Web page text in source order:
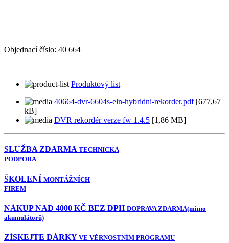
Objednací číslo: 40 664
Produktový list
40664-dvr-6604s-eln-hybridni-rekorder.pdf[677,67
kB]
DVR rekordér verze fw 1.4.5 [1,86 MB]
SLUŽBA ZDARMA TECHNICKÁ
PODPORA
ŠKOLENÍ MONTÁŽNÍCH
FIREM
NÁKUP NAD 4000 KČ BEZ DPH DOPRAVA ZDARMA(mimo
akumulátorů)
ZÍSKEJTE DÁRKY VE VĚRNOSTNÍM PROGRAMU